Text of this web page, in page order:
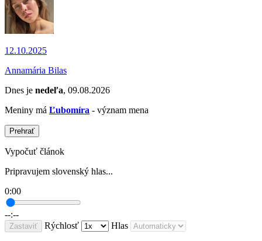
12.10.2025
Annamária Bilas
Dnes je nedeľa, 09.08.2026
Meniny má Ľubomíra - význam mena
Prehrať
Vypočuť článok
Pripravujem slovenský hlas...
0:00
--:--
Zastaviť Rýchlosť Hlas